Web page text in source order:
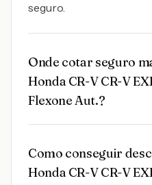
seguro.
Onde cotar seguro
Honda CR-V CR-V
Flexone Aut.?
Como conseguir
Honda CR-V CR-V